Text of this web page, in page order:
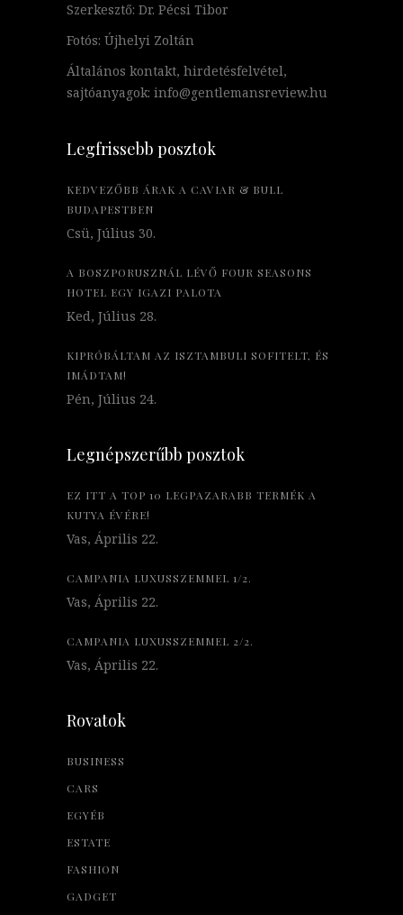
Szerkesztő: Dr. Pécsi Tibor
Fotós: Újhelyi Zoltán
Általános kontakt, hirdetésfelvétel,
sajtóanyagok: info@gentlemansreview.hu
Legfrissebb posztok
KEDVEZŐBB ÁRAK A CAVIAR & BULL
BUDAPESTBEN
Csü, Július 30.
A BOSZPORUSZNÁL LÉVŐ FOUR SEASONS
HOTEL EGY IGAZI PALOTA
Ked, Július 28.
KIPRÓBÁLTAM AZ ISZTAMBULI SOFITELT, ÉS
IMÁDTAM!
Pén, Július 24.
Legnépszerűbb posztok
EZ ITT A TOP 10 LEGPAZARABB TERMÉK A
KUTYA ÉVÉRE!
Vas, Április 22.
CAMPANIA LUXUSSZEMMEL 1/2.
Vas, Április 22.
CAMPANIA LUXUSSZEMMEL 2/2.
Vas, Április 22.
Rovatok
BUSINESS
CARS
EGYÉB
ESTATE
FASHION
GADGET